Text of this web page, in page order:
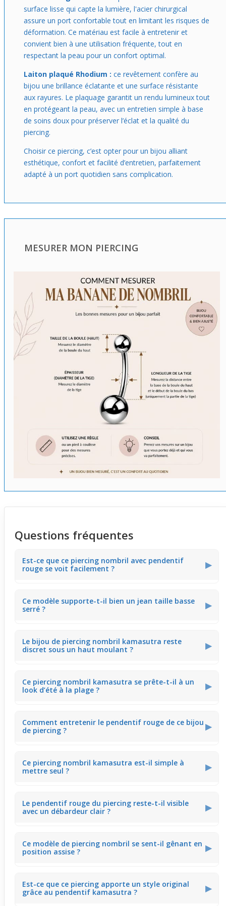
surface lisse qui capte la lumière, l'acier chirurgical
assure un port confortable tout en limitant les risques de
déformation. Ce matériau est facile à entretenir et
convient bien à une utilisation fréquente, tout en
respectant la peau pour un confort optimal.
Laiton plaqué Rhodium : ce revêtement confère au
bijou une brillance éclatante et une surface résistante
aux rayures. Le plaquage garantit un rendu lumineux tout
en protégeant la peau, avec un entretien simple à base
de soins doux pour préserver l’éclat et la qualité du
piercing.
Choisir ce piercing, c’est opter pour un bijou alliant
esthétique, confort et facilité d’entretien, parfaitement
adapté à un port quotidien sans complication.
MESURER MON PIERCING
Questions fréquentes
Est-ce que ce piercing nombril avec pendentif
rouge se voit facilement ?
▶
trop imposant. Ce piercing attire délicatement l'œil sur le
nombril, parfait pour ceux qui veulent un effet discret
Ce modèle supporte-t-il bien un jean taille basse
serré ?
▶
facilement sous un jean serré. Vous pourriez toutefois
ressentir le contact avec certains tissus, mais il reste
Le bijou de piercing nombril kamasutra reste
discret sous un haut moulant ?
▶
serré sans créer de relief excessif. Son pendentif rouge
diffuse une présence légère qui ne domine pas la tenue.
Ce piercing nombril kamasutra se prête-t-il à un
look d’été à la plage ?
▶
avec les tenues légères d’été. Porté à la plage, il
complète naturellement un style décontracté et met
Comment entretenir le pendentif rouge de ce bijou
de piercing ?
▶
avec un chiffon doux et un savon neutre. Un entretien
régulier garde la couleur rouge éclatante et le bijou
Ce piercing nombril kamasutra est-il simple à
mettre seul ?
▶
et la fixation. Il se manie sans difficulté, ce qui permet un
enfilage rapide et sûr à la maison.
Le pendentif rouge du piercing reste-t-il visible
avec un débardeur clair ?
▶
rendant le pendentif visible sans agressivité. Il ajoute une
note couleur qui dynamise une tenue simple.
Ce modèle de piercing nombril se sent-il gênant en
position assise ?
▶
du temps en position assise. Cependant, selon le style
du vêtement, vous pourriez ressentir un léger contact.
Est-ce que ce piercing apporte un style original
grâce au pendentif kamasutra ?
▶